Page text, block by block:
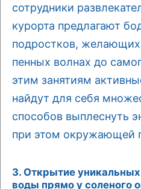
сотрудники
курорта предлагают
подростков, желающих
пенных волнах до
этим занятиям
найдут для себя
способов выплеснуть
при этом окружающей
3. Открытие
воды прямо у соленого